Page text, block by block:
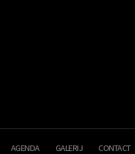
AGENDA GALERIJ CONTACT